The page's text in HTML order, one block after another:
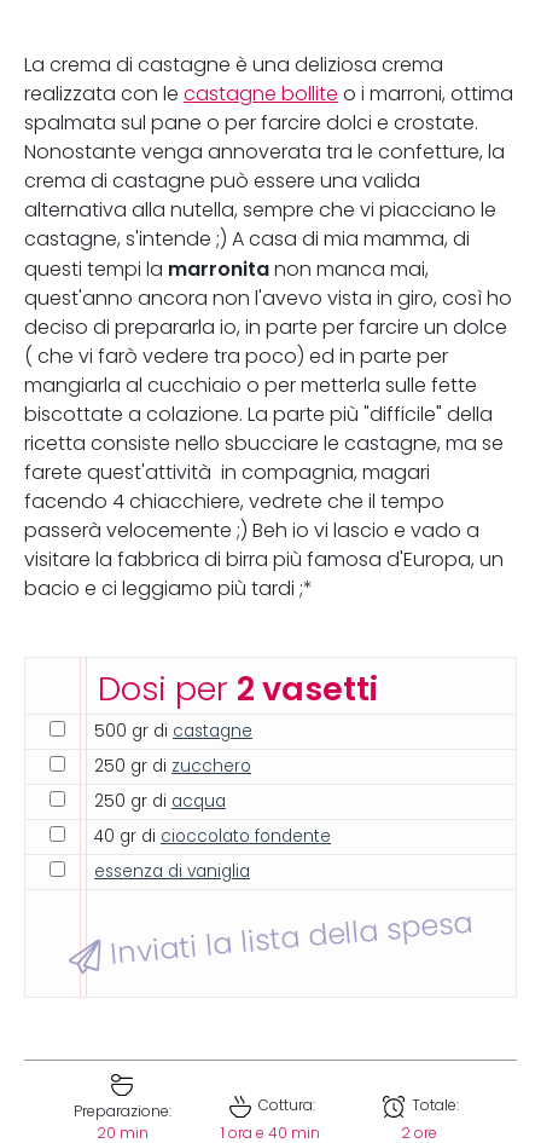
La crema di castagne è una deliziosa crema
realizzata con le castagne bollite o i marroni, ottima
spalmata sul pane o per farcire dolci e crostate.
Nonostante venga annoverata tra le confetture, la
crema di castagne può essere una valida
alternativa alla nutella, sempre che vi piacciano le
castagne, s'intende ;) A casa di mia mamma, di
questi tempi la marronita non manca mai,
quest'anno ancora non l'avevo vista in giro, così ho
deciso di prepararla io, in parte per farcire un dolce
( che vi farò vedere tra poco) ed in parte per
mangiarla al cucchiaio o per metterla sulle fette
biscottate a colazione. La parte più "difficile" della
ricetta consiste nello sbucciare le castagne, ma se
farete quest'attività in compagnia, magari
facendo 4 chiacchiere, vedrete che il tempo
passerà velocemente ;) Beh io vi lascio e vado a
visitare la fabbrica di birra più famosa d'Europa, un
bacio e ci leggiamo più tardi ;*
Dosi per 2 vasetti
500 gr di castagne
250 gr di zucchero
250 gr di acqua
40 gr di cioccolato fondente
essenza di vaniglia
Inviati la lista della spesa
Preparazione:
20 min
Cottura:
1 ora e 40 min
Totale:
2 ore